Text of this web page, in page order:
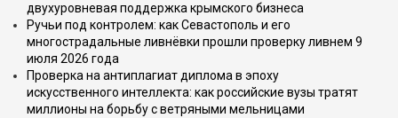
двухуровневая поддержка крымского бизнеса
Ручьи под контролем: как Севастополь и его
многострадальные ливнёвки прошли проверку ливнем 9
июля 2026 года
Проверка на антиплагиат диплома в эпоху
искусственного интеллекта: как российские вузы тратят
миллионы на борьбу с ветряными мельницами